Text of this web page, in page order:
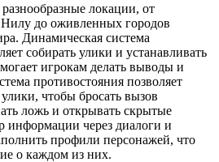
локации, от
Нилу до оживленных городов
Динамическая система
собирать улики и устанавливать
игрокам делать выводы и
противостояния позволяет
чтобы бросать вызов
ложь и открывать скрытые
информации через диалоги и
профили персонажей, что
о каждом из них.